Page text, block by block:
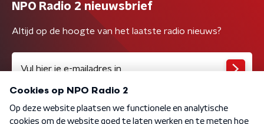
NPO Radio 2 nieuwsbrief
Altijd op de hoogte van het laatste radio nieuws?